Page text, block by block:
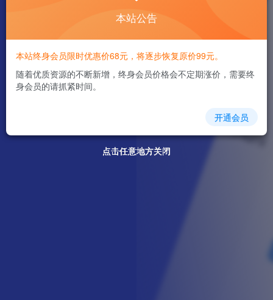
点击任意地方关闭
点击任意地方关闭
点击任意地方关闭
点击任意地方关闭
本站公告
本站终身会员限时优惠价68元，将逐步恢复原价99元。
随着优质资源的不断新增，终身会员价格会不定期涨价，需要终
身会员的请抓紧时间。
开通会员